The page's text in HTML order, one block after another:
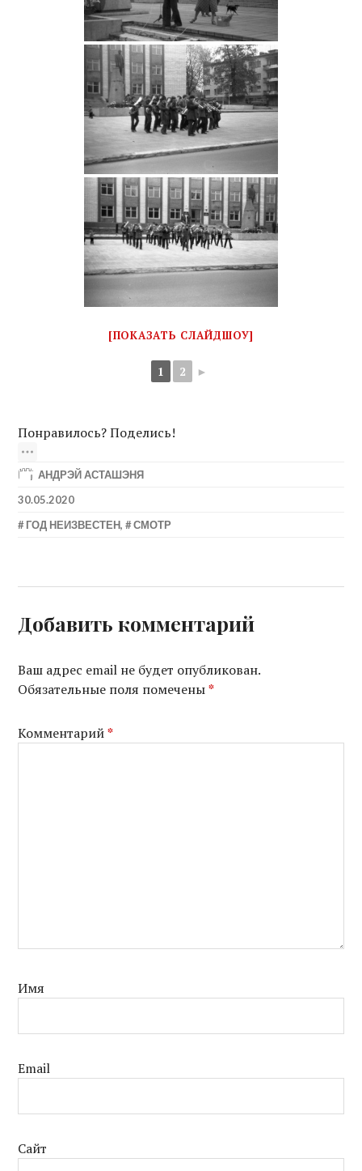
[ПОКАЗАТЬ СЛАЙДШОУ]
1 2 ►
Понравилось? Поделись!
АНДРЭЙ АСТАШЭНЯ
30.05.2020
ГОД НЕИЗВЕСТЕН, СМОТР
Добавить комментарий
Ваш адрес email не будет опубликован.
Обязательные поля помечены*
Комментарий*
Имя
Email
Сайт